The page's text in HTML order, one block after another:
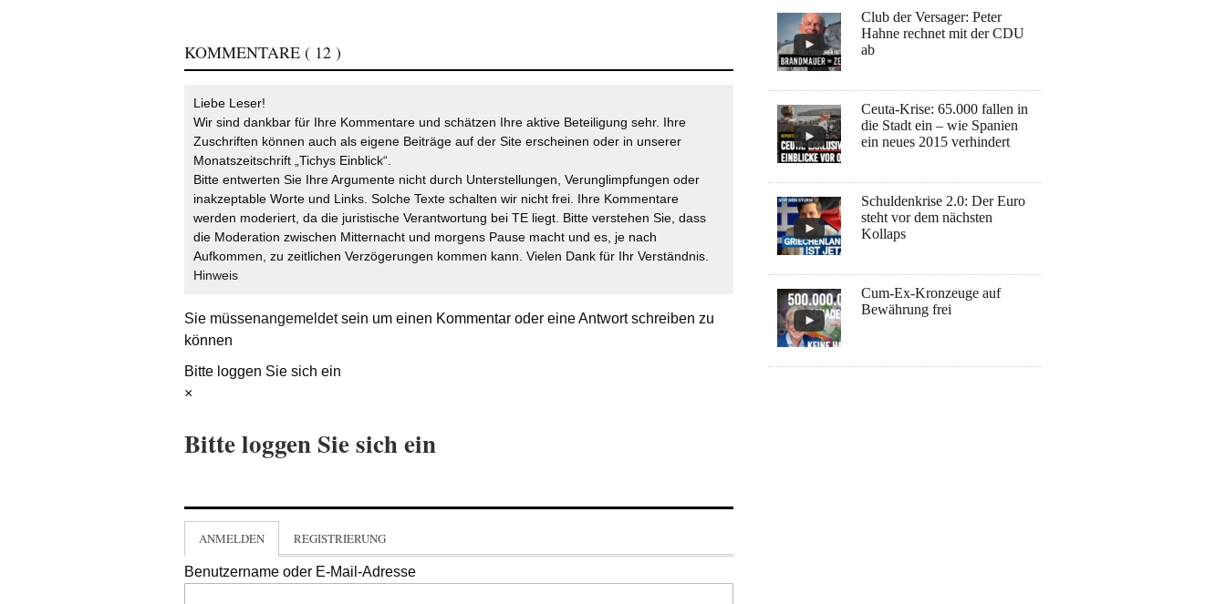
KOMMENTARE ( 12 )
Liebe Leser!
Wir sind dankbar für Ihre Kommentare und schätzen Ihre aktive Beteiligung sehr. Ihre
Zuschriften können auch als eigene Beiträge auf der Site erscheinen oder in unserer
Monatszeitschrift „Tichys Einblick“.
Bitte entwerten Sie Ihre Argumente nicht durch Unterstellungen, Verunglimpfungen oder
inakzeptable Worte und Links. Solche Texte schalten wir nicht frei. Ihre Kommentare
werden moderiert, da die juristische Verantwortung bei TE liegt. Bitte verstehen Sie, dass
die Moderation zwischen Mitternacht und morgens Pause macht und es, je nach
Aufkommen, zu zeitlichen Verzögerungen kommen kann. Vielen Dank für Ihr Verständnis.
Hinweis
Sie müssenangemeldetsein um einen Kommentar oder eine Antwort schreiben zu
können
Bitte loggen Sie sich ein
×
Bitte loggen Sie sich ein
ANMELDEN REGISTRIERUNG
Benutzername oder E-Mail-Adresse
Club der Versager: Peter
Hahne rechnet mit der CDU
ab
Ceuta-Krise: 65.000 fallen in
die Stadt ein – wie Spanien
ein neues 2015 verhindert
Schuldenkrise 2.0: Der Euro
steht vor dem nächsten
Kollaps
Cum-Ex-Kronzeuge auf
Bewährung frei